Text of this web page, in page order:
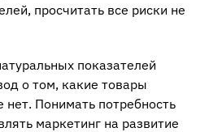
просчитать все риски не
показателей
о том, какие товары
нет. Понимать потребность
маркетинг на развитие